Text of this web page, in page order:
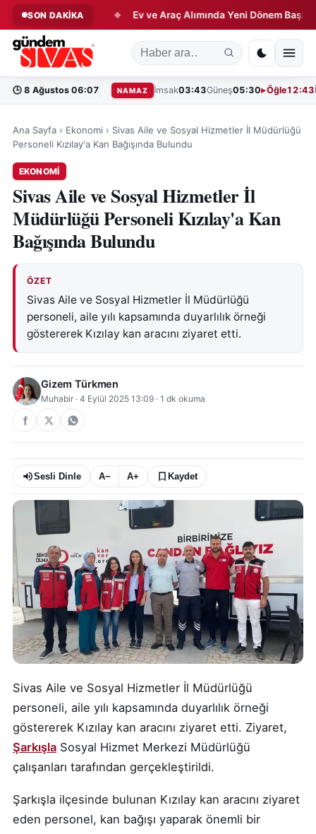
SON DAKİKA
Tarihi Adım! Ev ve Araç Alımında Yeni Dönem Başlıyor!
🕒 8 Ağustos 06:07 NAMAZ İmsak03:43Güneş05:30 Öğle12:43
Ana Sayfa › Ekonomi › Sivas Aile ve Sosyal Hizmetler İl Müdürlüğü
Personeli Kızılay'a Kan Bağışında Bulundu
EKONOMI
Sivas Aile ve Sosyal Hizmetler İl
Müdürlüğü Personeli Kızılay'a Kan
Bağışında Bulundu
ÖZET
Sivas Aile ve Sosyal Hizmetler İl Müdürlüğü
personeli, aile yılı kapsamında duyarlılık örneği
göstererek Kızılay kan aracını ziyaret etti.
Gizem Türkmen
Muhabir · 4 Eylül 2025 13:09 · 1 dk okuma
Sesli Dinle A− A+ Kaydet
Sivas Aile ve Sosyal Hizmetler İl Müdürlüğü
personeli, aile yılı kapsamında duyarlılık örneği
göstererek Kızılay kan aracını ziyaret etti. Ziyaret,
Şarkışla Sosyal Hizmet Merkezi Müdürlüğü
çalışanları tarafından gerçekleştirildi.
Şarkışla ilçesinde bulunan Kızılay kan aracını ziyaret
eden personel, kan bağışı yaparak önemli bir